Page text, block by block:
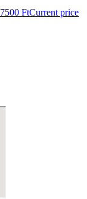
7500 FtCurrent price